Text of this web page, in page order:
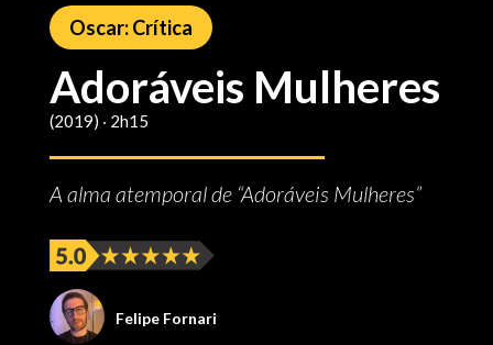
Oscar: Crítica
Adoráveis Mulheres
(2019) ‧ 2h15
A alma atemporal de “Adoráveis Mulheres”
Felipe Fornari